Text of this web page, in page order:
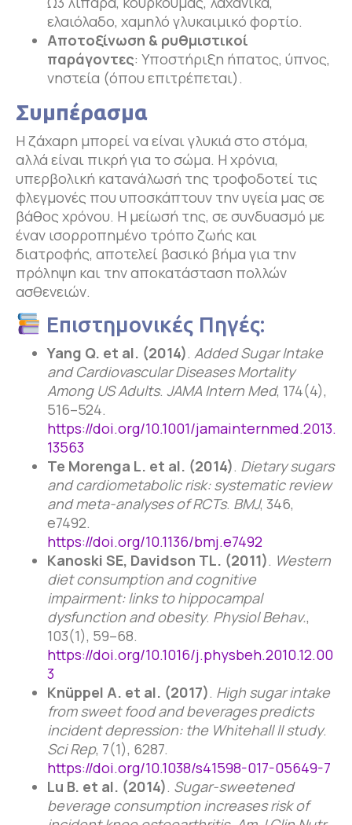
ελαιόλαδο, χαμηλό γλυκαιμικό φορτίο.
Αποτοξίνωση & ρυθμιστικοί
παράγοντες: Υποστήριξη ήπατος, ύπνος,
νηστεία (όπου επιτρέπεται).
Συμπέρασμα
Η ζάχαρη μπορεί να είναι γλυκιά στο στόμα,
αλλά είναι πικρή για το σώμα. Η χρόνια,
υπερβολική κατανάλωσή της τροφοδοτεί τις
φλεγμονές που υποσκάπτουν την υγεία μας σε
βάθος χρόνου. Η μείωσή της, σε συνδυασμό με
έναν ισορροπημένο τρόπο ζωής και
διατροφής, αποτελεί βασικό βήμα για την
πρόληψη και την αποκατάσταση πολλών
ασθενειών.
Επιστημονικές Πηγές:
Yang Q. et al. (2014). Added Sugar Intake
and Cardiovascular Diseases Mortality
Among US Adults. JAMA Intern Med, 174(4),
516–524.
https://doi.org/10.1001/jamainternmed.2013.
13563
Te Morenga L. et al. (2014). Dietary sugars
and cardiometabolic risk: systematic review
and meta-analyses of RCTs. BMJ, 346,
e7492.
https://doi.org/10.1136/bmj.e7492
Kanoski SE, Davidson TL. (2011). Western
diet consumption and cognitive
impairment: links to hippocampal
dysfunction and obesity. Physiol Behav.,
103(1), 59–68.
https://doi.org/10.1016/j.physbeh.2010.12.00
3
Knüppel A. et al. (2017). High sugar intake
from sweet food and beverages predicts
incident depression: the Whitehall II study.
Sci Rep, 7(1), 6287.
https://doi.org/10.1038/s41598-017-05649-7
Lu B. et al. (2014). Sugar-sweetened
beverage consumption increases risk of